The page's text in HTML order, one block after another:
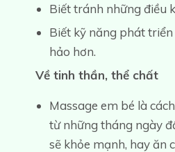
Biết tránh những điều
Biết kỹ năng phát
hảo hơn.
Về tinh thần, thể chất
Massage em bé là
từ những tháng ngày
sẽ khỏe mạnh, hay ăn